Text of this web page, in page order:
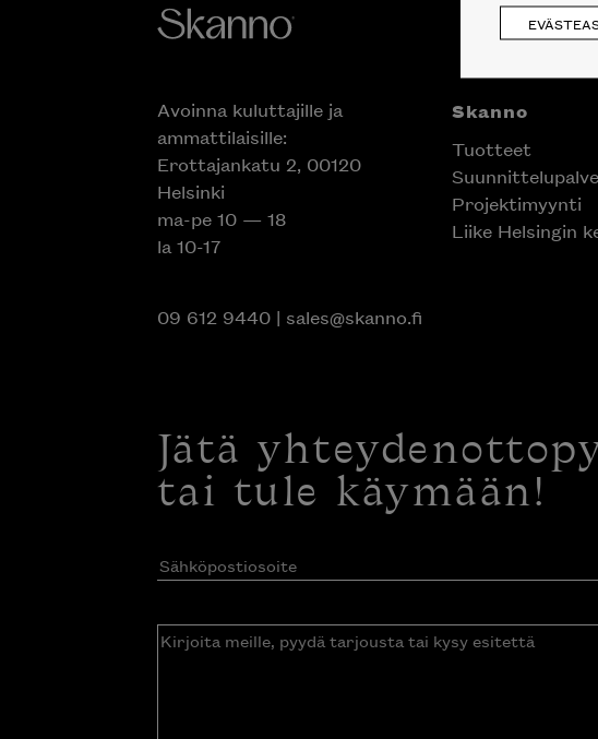
Avoinna kuluttajille ja
ammattilaisille:
Erottajankatu 2, 00120
Helsinki
ma-pe 10 — 18
la 10-17
09 612 9440| sales@skanno.fi
Skanno
Tuotteet
Projektimyynti
Liike Helsingin
Jätä
tai tule käymään!
Sähköpostiosoite(Pakollinen)
Kirjoita